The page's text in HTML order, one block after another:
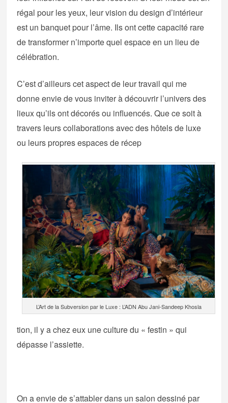
régal pour les yeux, leur vision du design d’intérieur
est un banquet pour l’âme. Ils ont cette capacité rare
de transformer n’importe quel espace en un lieu de
célébration.
C’est d’ailleurs cet aspect de leur travail qui me
donne envie de vous inviter à découvrir l’univers des
lieux qu’ils ont décorés ou influencés. Que ce soit à
travers leurs collaborations avec des hôtels de luxe
ou leurs propres espaces de récep
L’Art de la Subversion par le Luxe : L’ADN Abu Jani-Sandeep Khosla
tion, il y a chez eux une culture du « festin » qui
dépasse l’assiette.
On a envie de s’attabler dans un salon dessiné par